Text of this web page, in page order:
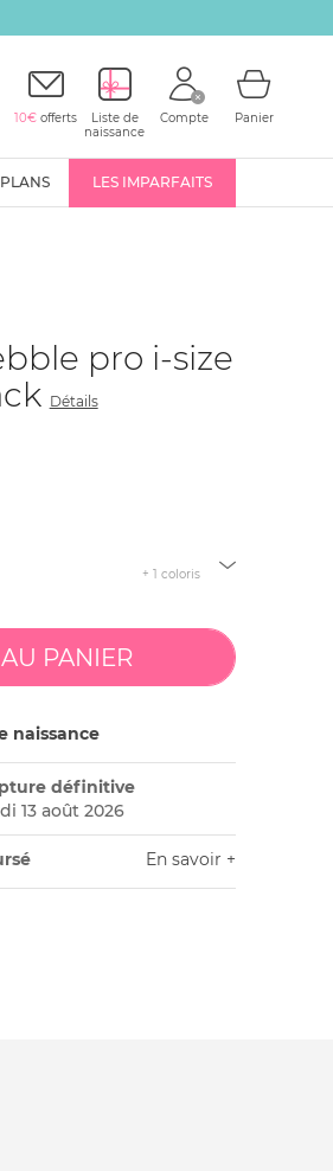
10€ offerts
Liste de
naissance
Compte Panier
LES IMPARFAITS
pro i-size
Détails
+ 1 coloris
naissance
définitive
13 août 2026
En savoir +